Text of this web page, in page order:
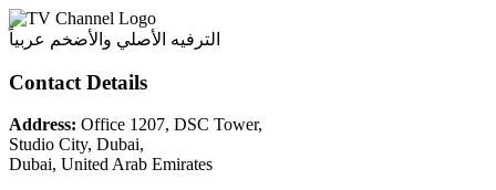
الترفيه الأصلي والأضخم عربياً
Contact Details
Address: Office 1207, DSC Tower,
Studio City, Dubai,
Dubai, United Arab Emirates